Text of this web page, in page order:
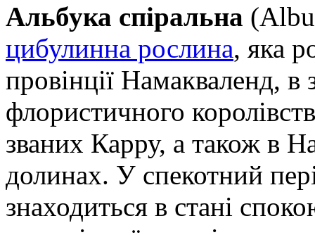
Альбука спіральна
цибулинна рослина, яка
провінції Намакваленд, в
флористичного
званих Карру, а також в
долинах. У спекотний
знаходиться в стані